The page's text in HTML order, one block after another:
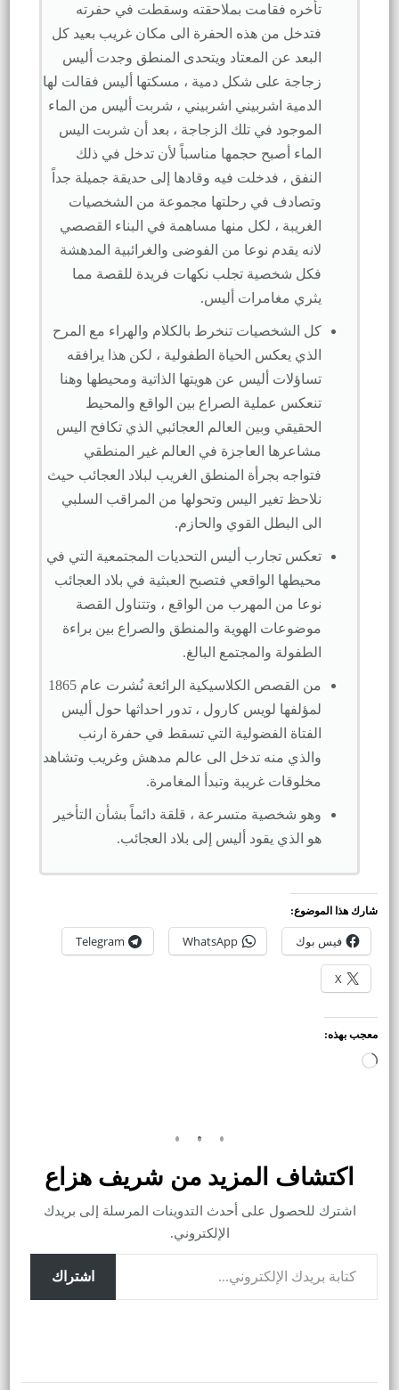
تأخره فقامت بملاحقته وسقطت في حفرته
فتدخل من هذه الحفرة الى مكان غريب بعيد كل
البعد عن المعتاد ويتحدى المنطق وجدت أليس
زجاجة على شكل دمية ، مسكتها أليس فقالت لها
الدمية اشربيني اشربيني ، شربت أليس من الماء
الموجود في تلك الزجاجة ، بعد أن شربت اليس
الماء أصبح حجمها مناسباً لأن تدخل في ذلك
النفق ، فدخلت فيه وقادها إلى حديقة جميلة جداً
وتصادف في رحلتها مجموعة من الشخصيات
الغريبة ، لكل منها مساهمة في البناء القصصي
لانه يقدم نوعا من الفوضى والغرائبية المدهشة
فكل شخصية تجلب نكهات فريدة للقصة مما
يثري مغامرات أليس.
كل الشخصيات تنخرط بالكلام والهراء مع المرح
الذي يعكس الحياة الطفولية ، لكن هذا يرافقه
تساؤلات أليس عن هويتها الذاتية ومحيطها وهنا
تنعكس عملية الصراع بين الواقع والمحيط
الحقيقي وبين العالم العجائبي الذي تكافح اليس
مشاعرها العاجزة في العالم غير المنطقي
فتواجه بجرأة المنطق الغريب لبلاد العجائب حيث
نلاحظ تغير اليس وتحولها من المراقب السلبي
الى البطل القوي والحازم.
تعكس تجارب أليس التحديات المجتمعية التي في
محيطها الواقعي فتصبح العبثية في بلاد العجائب
نوعا من المهرب من الواقع ، وتتناول القصة
موضوعات الهوية والمنطق والصراع بين براءة
الطفولة والمجتمع البالغ.
من القصص الكلاسيكية الرائعة نُشرت عام 1865
لمؤلفها لويس كارول ، تدور احداثها حول أليس
الفتاة الفضولية التي تسقط في حفرة ارنب
والذي منه تدخل الى عالم مدهش وغريب وتشاهد
مخلوقات غريبة وتبدأ المغامرة.
وهو شخصية متسرعة ، قلقة دائماً بشأن التأخير
هو الذي يقود أليس إلى بلاد العجائب.
شارك هذا الموضوع:
فيس بوك WhatsApp
Telegram
X
معجب بهذه:
جاري
اكتشاف المزيد من شريف هزاع
اشترك للحصول على أحدث التدوينات المرسلة إلى بريدك
الإلكتروني.
كتابة بريدك الإلكتروني...
اشتراك